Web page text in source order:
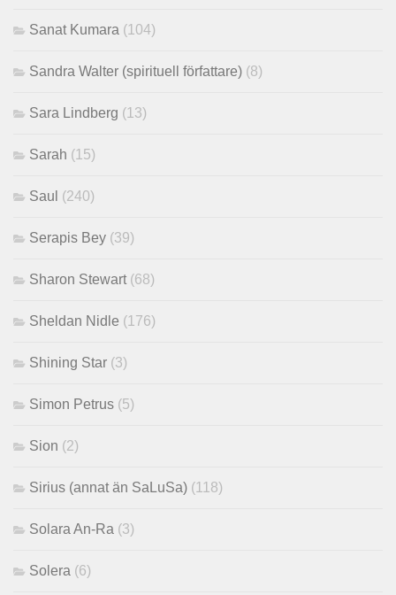
Sanat Kumara (104)
Sandra Walter (spirituell författare) (8)
Sara Lindberg (13)
Sarah (15)
Saul (240)
Serapis Bey (39)
Sharon Stewart (68)
Sheldan Nidle (176)
Shining Star (3)
Simon Petrus (5)
Sion (2)
Sirius (annat än SaLuSa) (118)
Solara An-Ra (3)
Solera (6)